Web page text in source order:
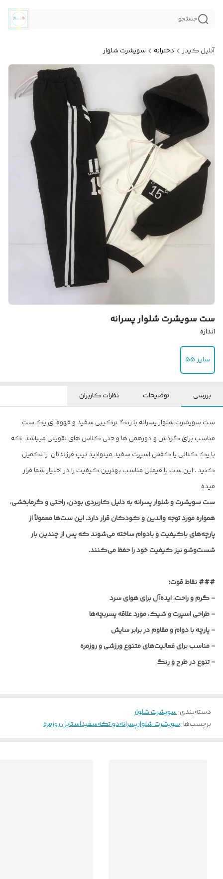
جستجو
آنلیل کیدز دخترانه سویشرت شلوار
ست سویشرت شلوار پسرانه
اندازه
سایز 55
بررسی توضیحات نظرات کاربران
ست سویشرت شلوار پسرانه با رنگ ترکیبی سفید و قهوه ای یک ست
مناسب برای گردش و دورهمی ها و حتی کلاس های تقویتی میباشد که
با یک کتانی یا کفش اسپرت سفید میتوانید تیپ فرزندتان را تکمیل
کنید . این ست با قیمتی مناسب بهترین کیفیت را در اختیار شما قرار
میده
ست سویشرت و شلوار پسرانه به دلیل کاربردی بودن، راحتی و گرمابخشی،
همواره مورد توجه والدین و کودکان قرار دارد. این ست‌ها معمولاً از
پارچه‌های باکیفیت و بادوام ساخته می‌شوند که پس از چندین بار
شست‌وشو نیز کیفیت خود را حفظ می‌کنند.
### نقاط قوت:
-گرم و راحت، ایده‌آل برای هوای سرد
-طراحی اسپرت و شیک، مورد علاقه پسربچه‌ها
-پارچه با دوام و مقاوم در برابر سایش
-مناسب برای فعالیت‌های متنوع ورزشی و روزمره
-تنوع در طرح و رنگ
دسته‌بندی:سویشرت شلوار
برچسب‌ها :سویشرت شلوارپسرانهدو تکهسفیداستایل روزمره